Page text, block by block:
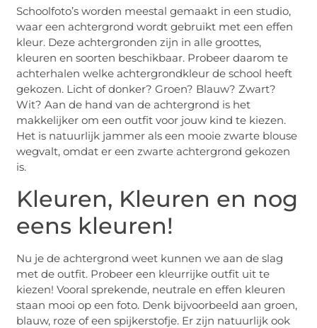
Schoolfoto’s worden meestal gemaakt in een studio,
waar een achtergrond wordt gebruikt met een effen
kleur. Deze achtergronden zijn in alle groottes,
kleuren en soorten beschikbaar. Probeer daarom te
achterhalen welke achtergrondkleur de school heeft
gekozen. Licht of donker? Groen? Blauw? Zwart?
Wit? Aan de hand van de achtergrond is het
makkelijker om een outfit voor jouw kind te kiezen.
Het is natuurlijk jammer als een mooie zwarte blouse
wegvalt, omdat er een zwarte achtergrond gekozen
is.
Kleuren, Kleuren en nog
eens kleuren!
Nu je de achtergrond weet kunnen we aan de slag
met de outfit. Probeer een kleurrijke outfit uit te
kiezen! Vooral sprekende, neutrale en effen kleuren
staan mooi op een foto. Denk bijvoorbeeld aan groen,
blauw, roze of een spijkerstofje. Er zijn natuurlijk ook